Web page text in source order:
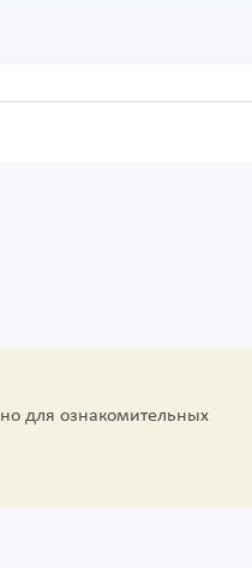
для ознакомительных